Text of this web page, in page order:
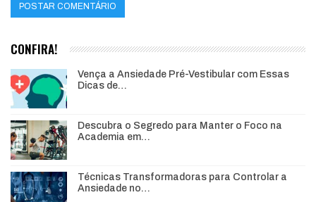
CONFIRA!
Vença a Ansiedade Pré-Vestibular com Essas
Dicas de…
Descubra o Segredo para Manter o Foco na
Academia em…
Técnicas Transformadoras para Controlar a
Ansiedade no…